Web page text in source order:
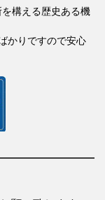
構える歴史ある機
かりですので安心